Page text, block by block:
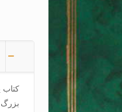
کتاب